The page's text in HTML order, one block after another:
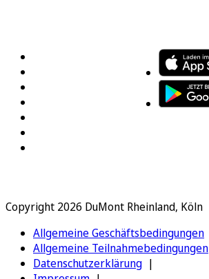
Copyright 2026 DuMont Rheinland, Köln
Allgemeine Geschäftsbedingungen
Allgemeine Teilnahmebedingungen
Datenschutzerklärung